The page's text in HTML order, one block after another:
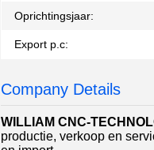
Oprichtingsjaar:
Export p.c:
Company Details
WILLIAM CNC-
productie, verkoop en